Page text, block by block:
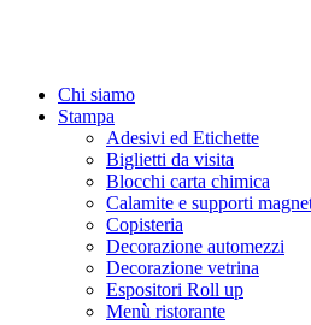
Chi siamo
Stampa
Adesivi ed Etichette
Biglietti da visita
Blocchi carta chimica
Calamite e supporti
Copisteria
Decorazione automezzi
Decorazione vetrina
Espositori Roll up
Menù ristorante